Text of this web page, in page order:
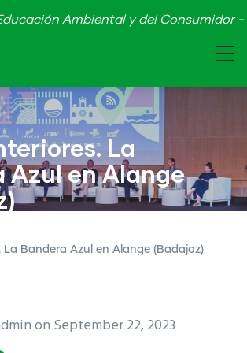
Ambiental y del Consumidor
La
Azul en Alange
La Bandera Azul en Alange (Badajoz)
on September 22, 2023